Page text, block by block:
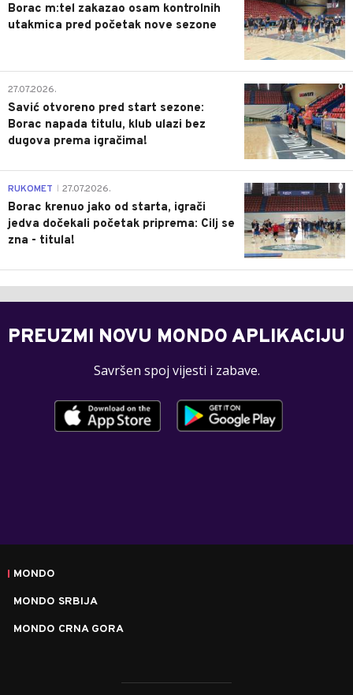
Borac m:tel zakazao osam kontrolnih
utakmica pred početak nove sezone
0
27.07.2026.
Savić otvoreno pred start sezone:
Borac napada titulu, klub ulazi bez
dugova prema igračima!
0
RUKOMET 27.07.2026.
Borac krenuo jako od starta, igrači
jedva dočekali početak priprema: Cilj se
zna - titula!
PREUZMI NOVU MONDO APLIKACIJU
Savršen spoj vijesti i zabave.
MONDO
MONDO SRBIJA
MONDO CRNA GORA